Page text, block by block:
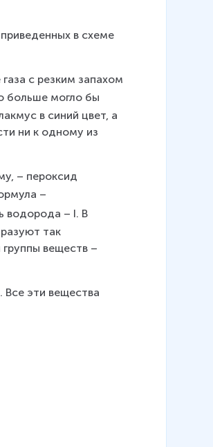
в схеме
с резким запахом
больше могло бы
в синий цвет, а
ни к одному из
– пероксид
–
водорода – I. В
так
веществ –
эти вещества